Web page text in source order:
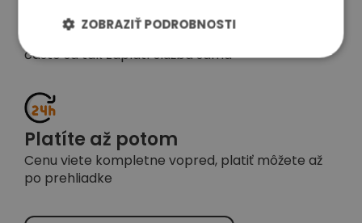
Vyjednáme zľavu
Budeme za Vás vyjednávať s predajcom zľavu,
často sa tak zaplatí služba sama
Platíte až potom
Cenu viete kompletne vopred, platiť môžete až
po prehliadke
ZOBRAZIŤ PODROBNOSTI